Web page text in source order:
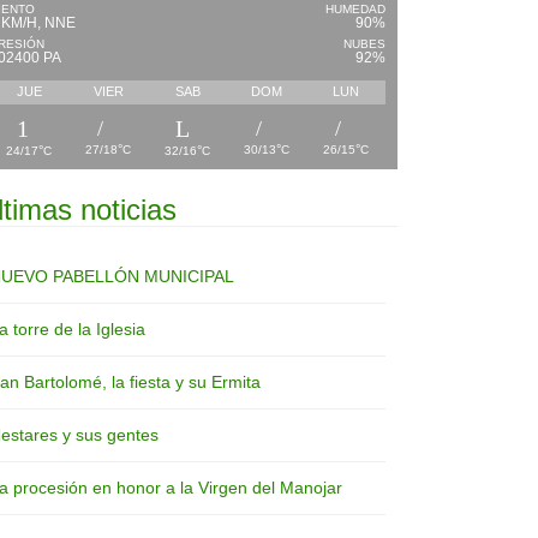
H, NNE
PA
HUMEDAD
90%
NUBES
92%
JUE VIER SAB DOM LUN
24/17°C 27/18°C 32/16°C 30/13°C 26/15°C
noticias
PABELLÓN MUNICIPAL
torre de la Iglesia
Bartolomé, la fiesta y su Ermita
y sus gentes
procesión en honor a la Virgen del Manojar